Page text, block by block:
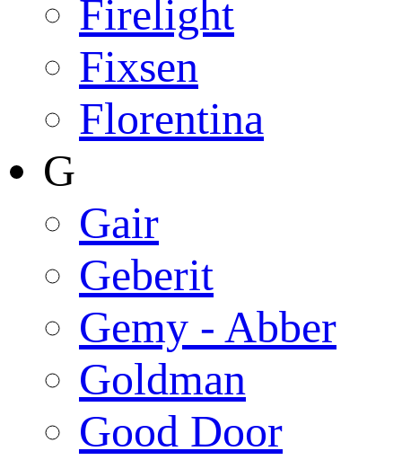
Firelight
Fixsen
Florentina
G
Gair
Geberit
Gemy - Abber
Goldman
Good Door